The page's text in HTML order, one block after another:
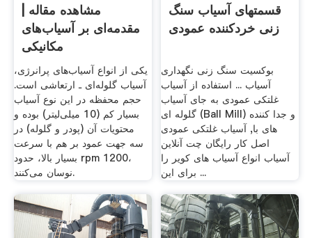
مشاهده مقاله |
مقدمه‌ای بر آسیاب‌های
مکانیکی
یکی از انواع آسیاب‌های پرانرژی،
آسیاب گلوله‌ای ـ ارتعاشی است.
حجم محفظه در این نوع آسیاب
بسیار کم (10 میلی‌لیتر) بوده و
محتویات آن (پودر و گلوله) در
سه جهت عمود بر هم با سرعت
بسیار بالا، حدود rpm 1200،
نوسان می‌کنند.
قسمتهای آسیاب سنگ
زنی خردکننده عمودی
بوکسیت سنگ زنی نگهداری
آسیاب ... استفاده از آسیاب
غلتکی عمودی به جای آسیاب
گلوله ای (Ball Mill) و جدا کننده
های با, آسیاب غلتکی عمودی
اصل کار رایگان چت آنلاین
آسیاب انواع آسیاب های کویر را
برای این ...